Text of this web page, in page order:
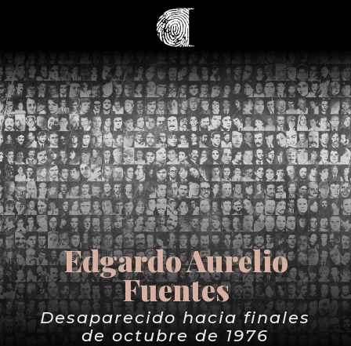
Edgardo Aurelio
Fuentes
Desaparecido hacia finales
de octubre de 1976